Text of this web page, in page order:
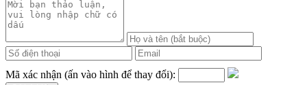
Mã xác nhận (ấn vào hình để thay đổi):